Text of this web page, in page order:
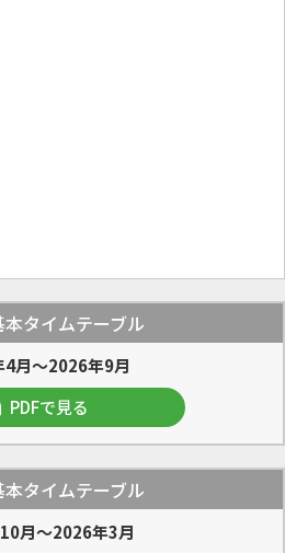
本タイムテーブル
4月～2026年9月
PDFで見る
本タイムテーブル
月～2026年3月